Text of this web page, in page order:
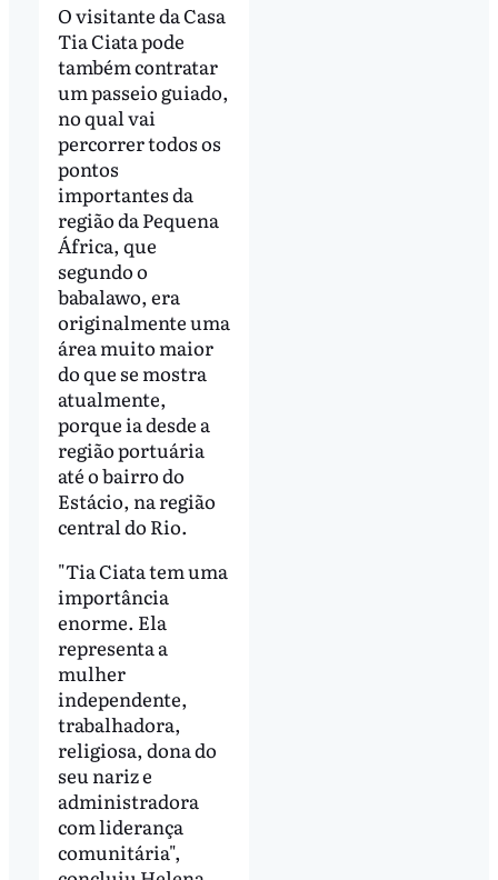
O visitante da Casa
Tia Ciata pode
também contratar
um passeio guiado,
no qual vai
percorrer todos os
pontos
importantes da
região da Pequena
África, que
segundo o
babalawo, era
originalmente uma
área muito maior
do que se mostra
atualmente,
porque ia desde a
região portuária
até o bairro do
Estácio, na região
central do Rio.
"Tia Ciata tem uma
importância
enorme. Ela
representa a
mulher
independente,
trabalhadora,
religiosa, dona do
seu nariz e
administradora
com liderança
comunitária",